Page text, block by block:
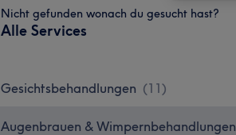
Nicht gefunden wonach du gesucht hast?
Alle Services
Gesichtsbehandlungen (11)
Augenbrauen & Wimpernbehandlungen